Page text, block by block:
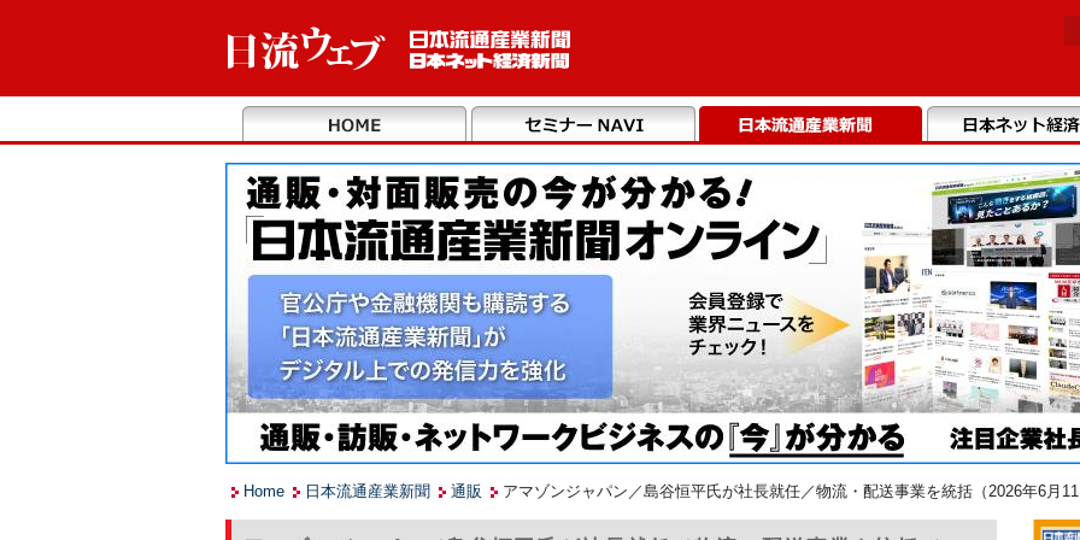
Home 日本流通産業新聞 通販 アマゾンジャパン／島谷恒平氏が社長就任／物流・配送事業を統括（2026年6月